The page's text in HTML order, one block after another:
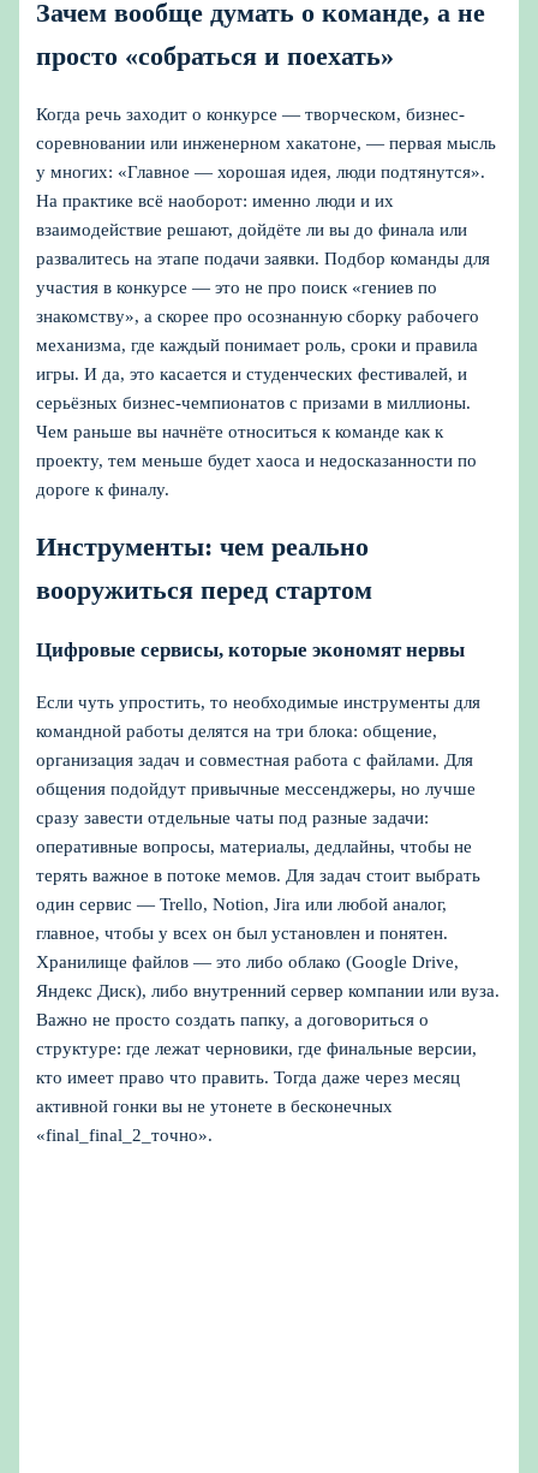
Зачем вообще думать о команде, а не
просто «собраться и поехать»
Когда речь заходит о конкурсе — творческом, бизнес-
соревновании или инженерном хакатоне, — первая мысль
у многих: «Главное — хорошая идея, люди подтянутся».
На практике всё наоборот: именно люди и их
взаимодействие решают, дойдёте ли вы до финала или
развалитесь на этапе подачи заявки. Подбор команды для
участия в конкурсе — это не про поиск «гениев по
знакомству», а скорее про осознанную сборку рабочего
механизма, где каждый понимает роль, сроки и правила
игры. И да, это касается и студенческих фестивалей, и
серьёзных бизнес-чемпионатов с призами в миллионы.
Чем раньше вы начнёте относиться к команде как к
проекту, тем меньше будет хаоса и недосказанности по
дороге к финалу.
Инструменты: чем реально
вооружиться перед стартом
Цифровые сервисы, которые экономят нервы
Если чуть упростить, то необходимые инструменты для
командной работы делятся на три блока: общение,
организация задач и совместная работа с файлами. Для
общения подойдут привычные мессенджеры, но лучше
сразу завести отдельные чаты под разные задачи:
оперативные вопросы, материалы, дедлайны, чтобы не
терять важное в потоке мемов. Для задач стоит выбрать
один сервис — Trello, Notion, Jira или любой аналог,
главное, чтобы у всех он был установлен и понятен.
Хранилище файлов — это либо облако (Google Drive,
Яндекс Диск), либо внутренний сервер компании или вуза.
Важно не просто создать папку, а договориться о
структуре: где лежат черновики, где финальные версии,
кто имеет право что править. Тогда даже через месяц
активной гонки вы не утонете в бесконечных
«final_final_2_точно».